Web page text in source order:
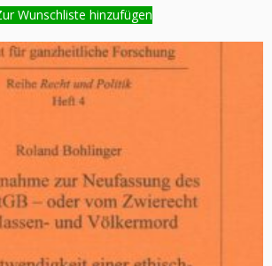
Wunschliste hinzufügen